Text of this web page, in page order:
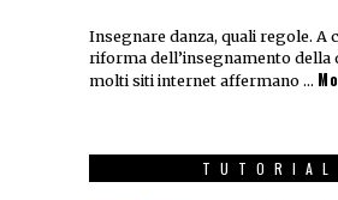
Insegnare danza, quali regole. A
riforma dell’insegnamento della
molti siti internet affermano …
TUTORIAL